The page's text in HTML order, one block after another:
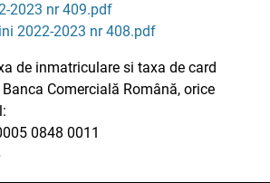
2023 nr 409.pdf
2022-2023 nr 408.pdf
de inmatriculare si taxa de card
Comercială Română, orice
0848 0011